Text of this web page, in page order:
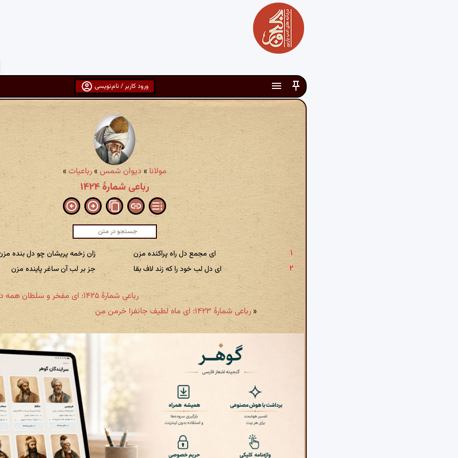
ورود کاربر / نام‌نویسی
مولانا » دیوان شمس»رباعیات»
رباعی شمارهٔ ۱۴۲۴
ای مجمع دل راه پراکنده مزن
زان زخمه پریشان چو دل بنده
ای دل لب خود را که زند لاف بقا
جز بر لب آن ساغر پاینده مزن
رباعی شمارهٔ ۱۴۲۵: ای مفخر و سلطان همه دلداران
« رباعی شمارهٔ ۱۴۲۳: ای ماه لطیف جانفزا خرمن من